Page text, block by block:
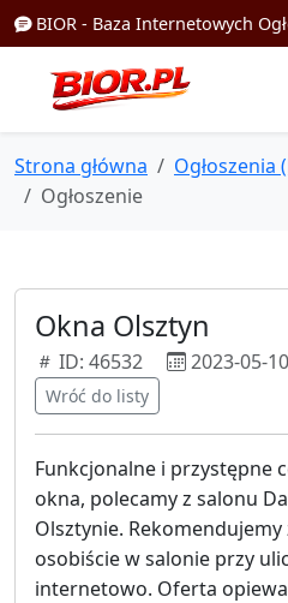
BIOR - Baza Internetowych
Strona główna Ogłoszenia
Ogłoszenie
Okna Olsztyn
ID: 46532 2023-05-
Wróć do listy
Funkcjonalne i przystępne
okna, polecamy z salonu
Olsztynie.
osobiście w salonie przy
internetowo. Oferta